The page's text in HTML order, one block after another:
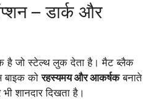
– डार्क और
है जो स्टेल्थ लुक देता है। मैट ब्लैक
बाइक कोरहस्यमय और आकर्षकबनाते
शानदार दिखता है।